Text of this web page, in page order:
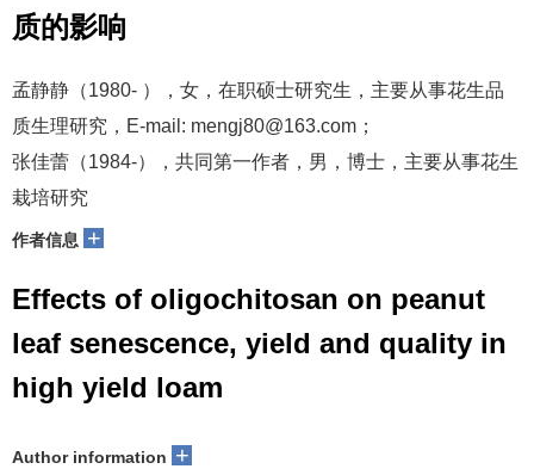
质的影响
孟静静（1980- ），女，在职硕士研究生，主要从事花生品
质生理研究，E-mail: mengj80@163.com；
张佳蕾（1984-），共同第一作者，男，博士，主要从事花生
栽培研究
作者信息 +
Effects of oligochitosan on peanut
leaf senescence, yield and quality in
high yield loam
Author information +